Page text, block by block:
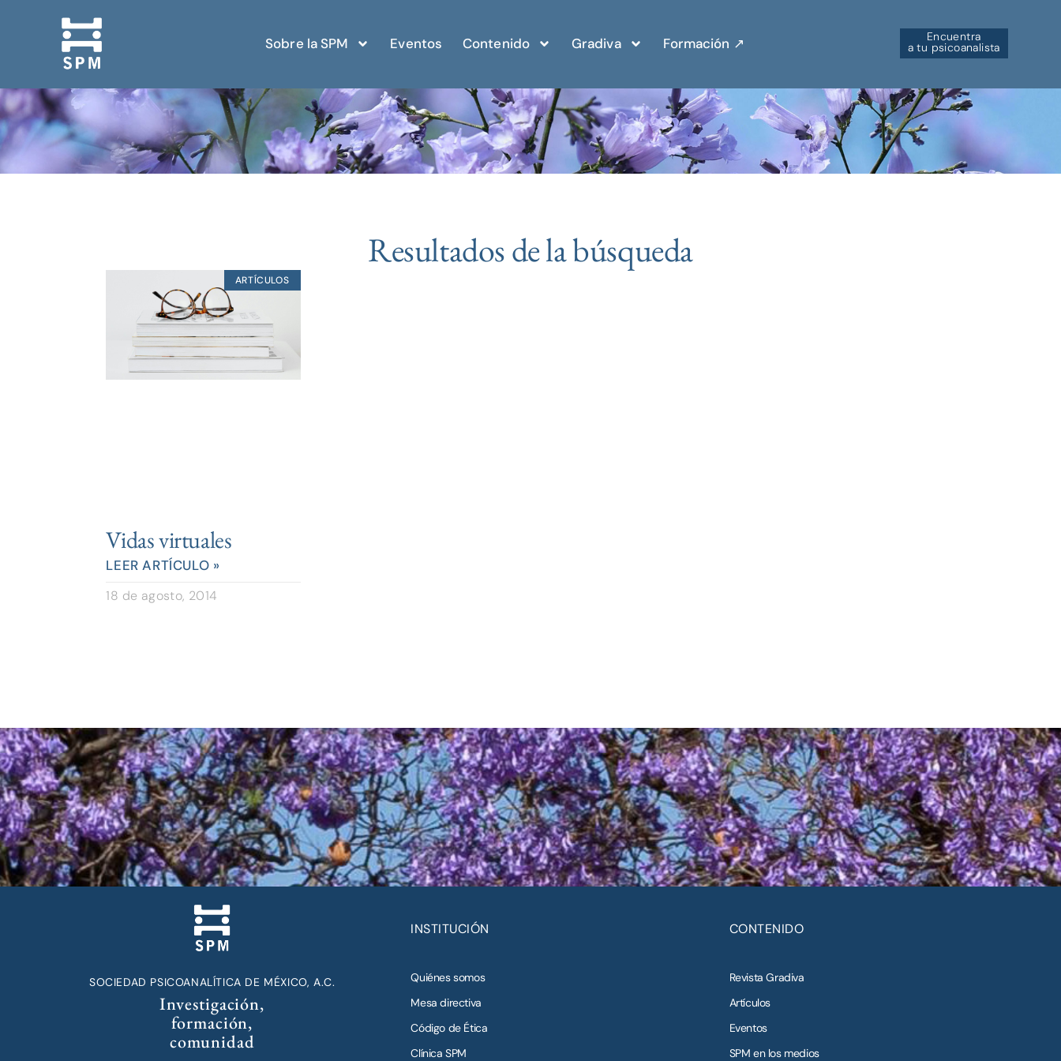
Sobre la SPM Eventos Contenido Gradiva Formación ↗︎ Encuentra
a tu psicoanalista
Resultados de la búsqueda
ARTÍCULOS
Vidas virtuales
LEER ARTÍCULO »
18 de agosto, 2014
SOCIEDAD PSICOANALÍTICA DE MÉXICO, A.C.
Investigación,
formación,
comunidad
INSTITUCIÓN
Quiénes somos
Mesa directiva
Código de Ética
Clínica SPM
CONTENIDO
Revista Gradiva
Artículos
Eventos
SPM en los medios